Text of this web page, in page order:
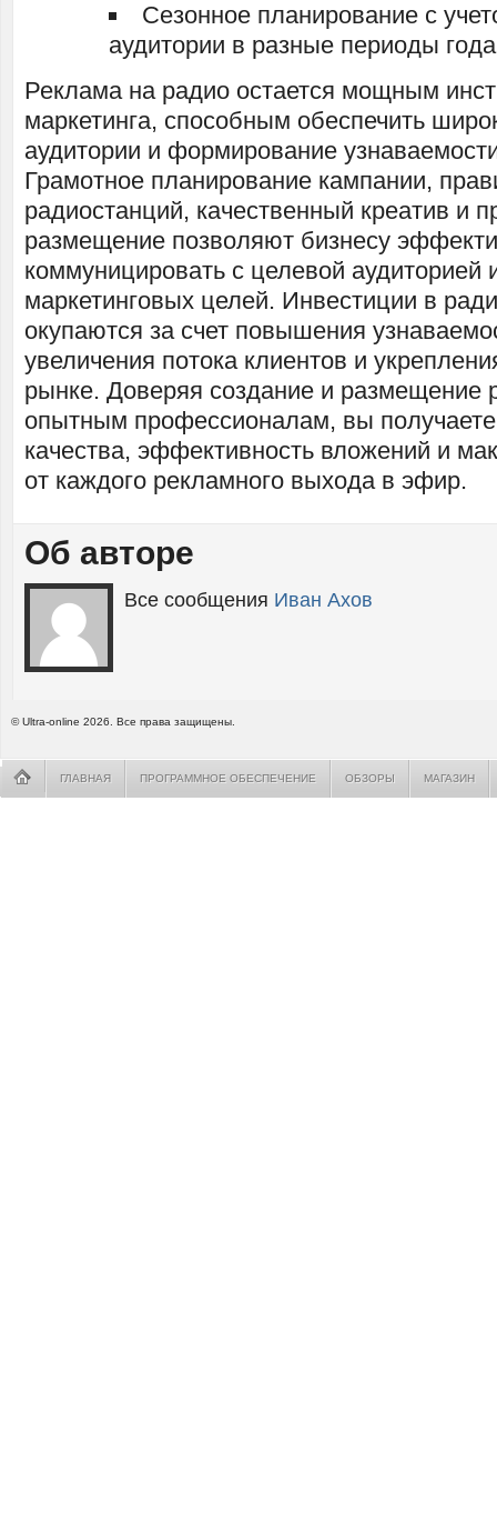
Сезонное планирование с
аудитории в разные периоды
Реклама на радио остается мощным
маркетинга, способным обеспечить
аудитории и формирование
Грамотное планирование кампании,
радиостанций, качественный креатив и
размещение позволяют бизнесу
коммуницировать с целевой аудиторией
маркетинговых целей. Инвестиции в
окупаются за счет повышения
увеличения потока клиентов и
рынке. Доверяя создание и размещение
опытным профессионалам, вы
качества, эффективность вложений и
от каждого рекламного выхода в эфир.
Об авторе
Все сообщения Иван Ахов
© Ultra-online 2026. Все права защищены.
ГЛАВНАЯ ПРОГРАММНОЕ ОБЕСПЕЧЕНИЕ ОБЗОРЫ МАГАЗИН